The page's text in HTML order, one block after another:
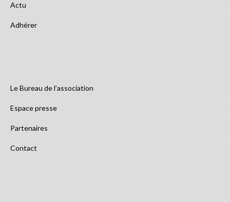
Actu
Adhérer
Le Bureau de l’association
Espace presse
Partenaires
Contact